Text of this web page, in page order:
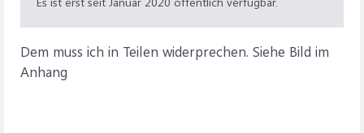
Dem muss ich in Teilen widerprechen. Siehe Bild im
Anhang